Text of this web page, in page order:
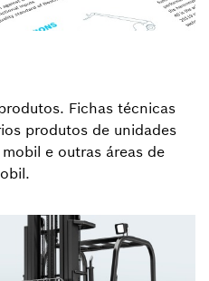
Fichas técnicas
produtos de unidades
e outras áreas de